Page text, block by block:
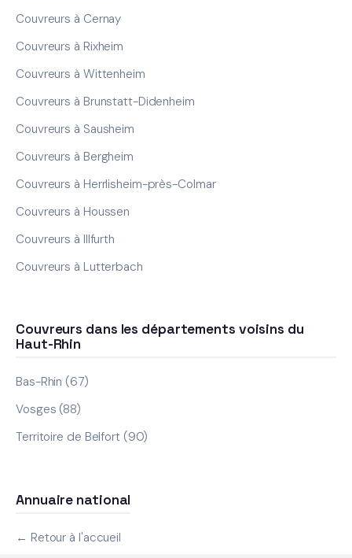
Couvreurs à Cernay
Couvreurs à Rixheim
Couvreurs à Wittenheim
Couvreurs à Brunstatt-Didenheim
Couvreurs à Sausheim
Couvreurs à Bergheim
Couvreurs à Herrlisheim-près-Colmar
Couvreurs à Houssen
Couvreurs à Illfurth
Couvreurs à Lutterbach
Couvreurs dans les départements voisins du
Haut-Rhin
Bas-Rhin (67)
Vosges (88)
Territoire de Belfort (90)
Annuaire national
← Retour à l'accueil